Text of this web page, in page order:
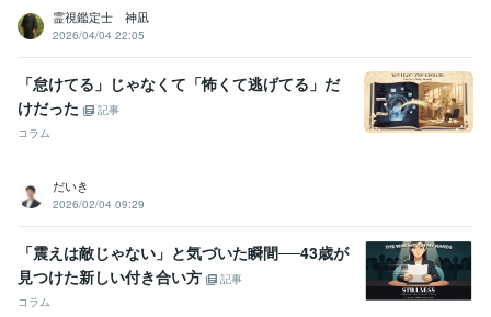
霊視鑑定士 神凪
2026/04/04 22:05
「怠けてる」じゃなくて「怖くて逃げてる」だ
けだった
記事
コラム
だいき
2026/02/04 09:29
「震えは敵じゃない」と気づいた瞬間──43歳が
見つけた新しい付き合い方
記事
コラム